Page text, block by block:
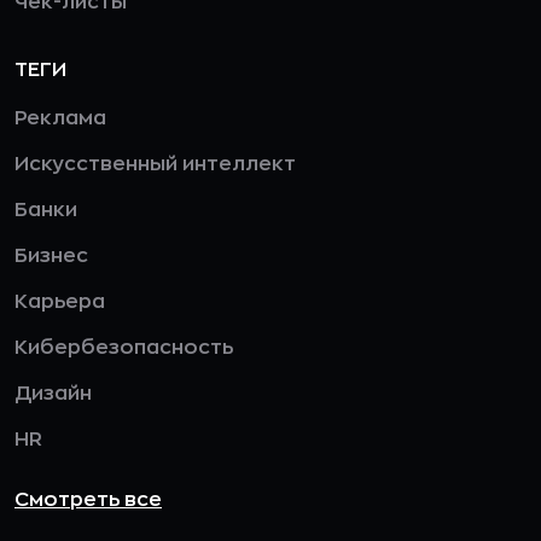
ТЕГИ
Реклама
Искусственный интеллект
Банки
Бизнес
Карьера
Кибербезопасность
Дизайн
HR
Смотреть все